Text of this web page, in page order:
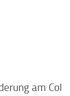
am Col